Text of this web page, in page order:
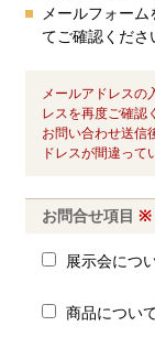
メールフォー
てご確認くださ
メールアドレスの
レスを再度ご確認
お問い合わせ送信
ドレスが間違って
お問合せ項目※
展示会につ
商品につい